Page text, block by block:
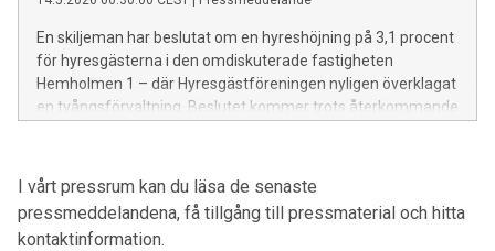
En skiljeman har beslutat om en hyreshöjning på 3,1 procent
för hyresgästerna i den omdiskuterade fastigheten
Hemholmen 1 – där Hyresgästföreningen nyligen överklagat
en tvångsförvaltning. Beslutet kommer trots återkommande
huset är kritiska till beslutet.
I vårt pressrum kan du läsa de senaste
pressmeddelandena, få tillgång till pressmaterial och hitta
kontaktinformation.